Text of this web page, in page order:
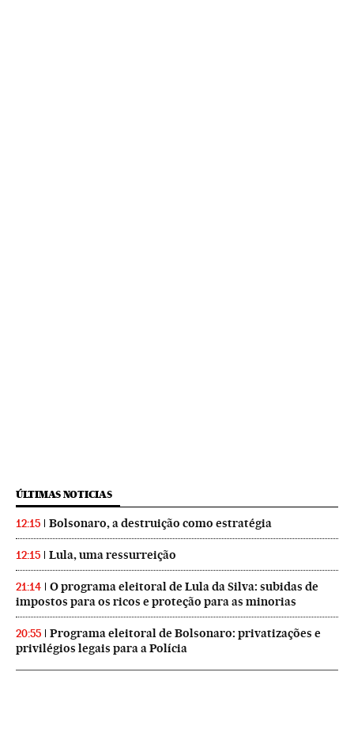
ÚLTIMAS NOTICIAS
12:15 Bolsonaro, a destruição como estratégia
12:15 Lula, uma ressurreição
21:14
O programa eleitoral de Lula da Silva: subidas de
impostos para os ricos e proteção para as minorias
20:55
Programa eleitoral de Bolsonaro: privatizações e
privilégios legais para a Polícia